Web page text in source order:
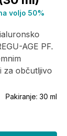
AGE PF.
za občutljivo
Pakiranje: 30 ml
voljo 50%